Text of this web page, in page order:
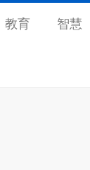
教育 智慧